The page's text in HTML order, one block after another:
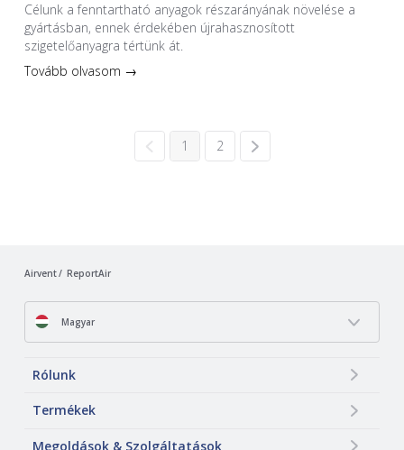
Célunk a fenntartható anyagok részarányának növelése a
gyártásban, ennek érdekében újrahasznosított
szigetelőanyagra tértünk át.
Tovább olvasom →
1 2
Airvent ReportAir
Magyar
Rólunk
Termékek
Megoldások & Szolgáltatások